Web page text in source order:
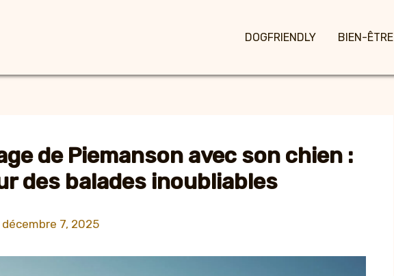
DOGFRIENDLY BIEN-ÊTRE
de Piemanson avec son chien :
des balades inoubliables
décembre 7, 2025